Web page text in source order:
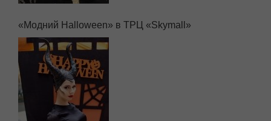
«Модний Halloween» в ТРЦ «Skymall»